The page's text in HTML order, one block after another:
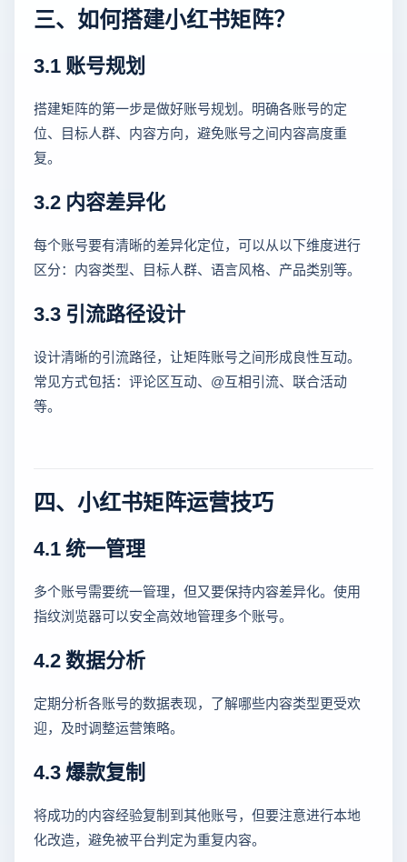
三、如何搭建小红书矩阵？
3.1 账号规划
搭建矩阵的第一步是做好账号规划。明确各账号的定
位、目标人群、内容方向，避免账号之间内容高度重
复。
3.2 内容差异化
每个账号要有清晰的差异化定位，可以从以下维度进行
区分：内容类型、目标人群、语言风格、产品类别等。
3.3 引流路径设计
设计清晰的引流路径，让矩阵账号之间形成良性互动。
常见方式包括：评论区互动、@互相引流、联合活动
等。
四、小红书矩阵运营技巧
4.1 统一管理
多个账号需要统一管理，但又要保持内容差异化。使用
指纹浏览器可以安全高效地管理多个账号。
4.2 数据分析
定期分析各账号的数据表现，了解哪些内容类型更受欢
迎，及时调整运营策略。
4.3 爆款复制
将成功的内容经验复制到其他账号，但要注意进行本地
化改造，避免被平台判定为重复内容。